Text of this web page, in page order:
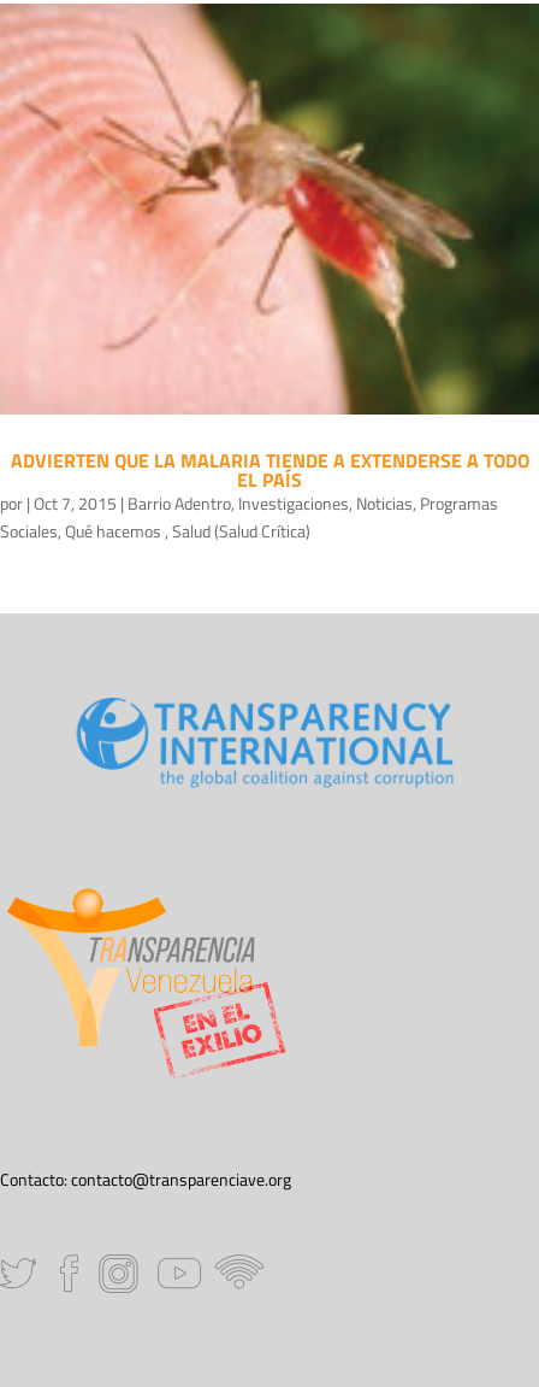
ADVIERTEN QUE LA MALARIA TIENDE A EXTENDERSE A TODO
EL PAÍS
por|Oct 7, 2015 | Barrio Adentro, Investigaciones, Noticias, Programas
Sociales,Qué hacemos,Salud (Salud Crítica)
Contacto:contacto@transparenciave.org